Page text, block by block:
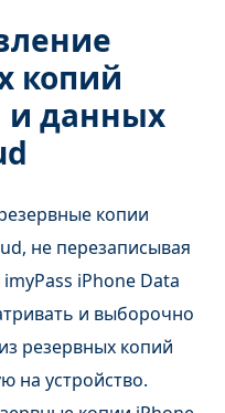
копий
и данных
копии
не перезаписывая
iPhone Data
и выборочно
резервных копий
на устройство.